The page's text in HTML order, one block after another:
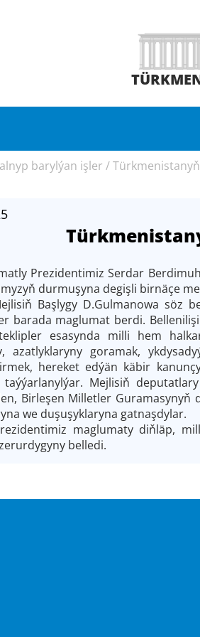
barylýan işler /
Prezidentimiz Serdar
durmuşyna degişli birnäçe
Başlygy D.Gulmanowa söz
barada maglumat berdi.
esasynda milli hem
azatlyklaryny goramak,
hereket edýän käbir
taýýarlanylýar. Mejlisiň
Birleşen Milletler
we duşuşyklaryna gatnaşdylar.
maglumaty diňläp,
belledi.